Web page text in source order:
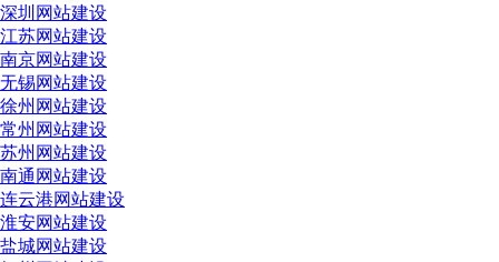
深圳网站建设
江苏网站建设
南京网站建设
无锡网站建设
徐州网站建设
常州网站建设
苏州网站建设
南通网站建设
连云港网站建设
淮安网站建设
盐城网站建设